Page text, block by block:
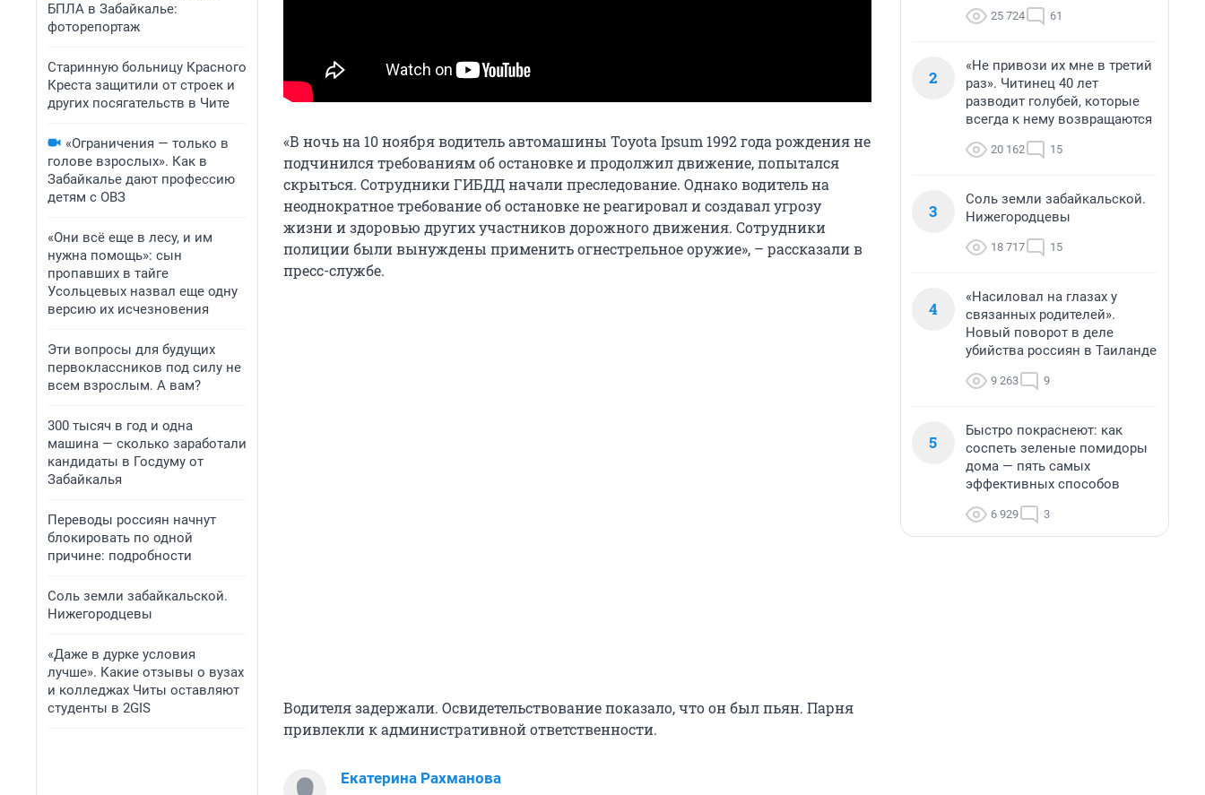
БПЛА в Забайкалье:
фоторепортаж
Старинную больницу Красного
Креста защитили от строек и
других посягательств в Чите
«Ограничения — только в
голове взрослых». Как в
Забайкалье дают профессию
детям с ОВЗ
«Они всё еще в лесу, и им
нужна помощь»: сын
пропавших в тайге
Усольцевых назвал еще одну
версию их исчезновения
Эти вопросы для будущих
первоклассников под силу не
всем взрослым. А вам?
300 тысяч в год и одна
машина — сколько заработали
кандидаты в Госдуму от
Забайкалья
Переводы россиян начнут
блокировать по одной
причине: подробности
Соль земли забайкальской.
Нижегородцевы
«Даже в дурке условия
лучше». Какие отзывы о вузах
и колледжах Читы оставляют
студенты в 2GIS
«В ночь на 10 ноября водитель автомашины Toyota Ipsum 1992 года рождения не
подчинился требованиям об остановке и продолжил движение, попытался
скрыться. Сотрудники ГИБДД начали преследование. Однако водитель на
неоднократное требование об остановке не реагировал и создавал угрозу
жизни и здоровью других участников дорожного движения. Сотрудники
полиции были вынуждены применить огнестрельное оружие», – рассказали в
пресс-службе.
Водителя задержали. Освидетельствование показало, что он был пьян. Парня
привлекли к административной ответственности.
Екатерина Рахманова
25 724 61
2
«Не привози их мне в третий
раз». Читинец 40 лет
разводит голубей, которые
всегда к нему возвращаются
20 162 15
3
Соль земли забайкальской.
Нижегородцевы
18 717 15
4
«Насиловал на глазах у
связанных родителей».
Новый поворот в деле
убийства россиян в Таиланде
9 263 9
5
Быстро покраснеют: как
соспеть зеленые помидоры
дома — пять самых
эффективных способов
6 929 3